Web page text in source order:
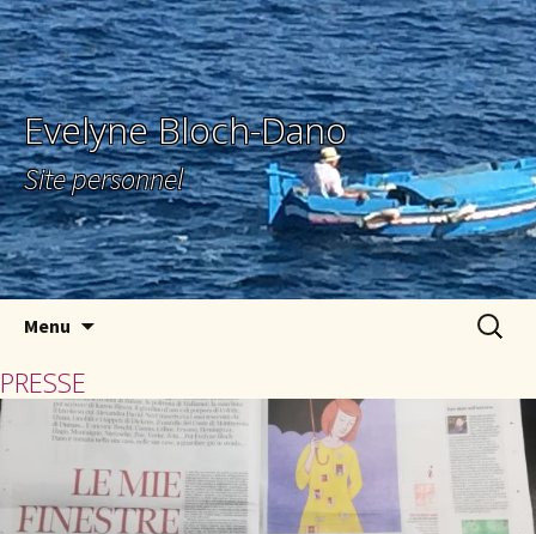
Evelyne Bloch-Dano
Site personnel
Menu
PRESSE